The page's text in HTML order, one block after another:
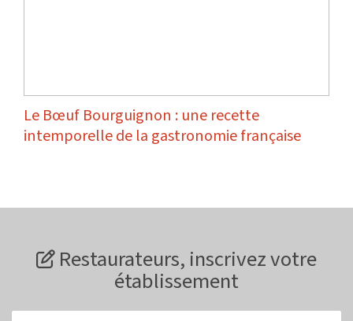
Le Bœuf Bourguignon : une recette
intemporelle de la gastronomie française
Restaurateurs, inscrivez votre
établissement